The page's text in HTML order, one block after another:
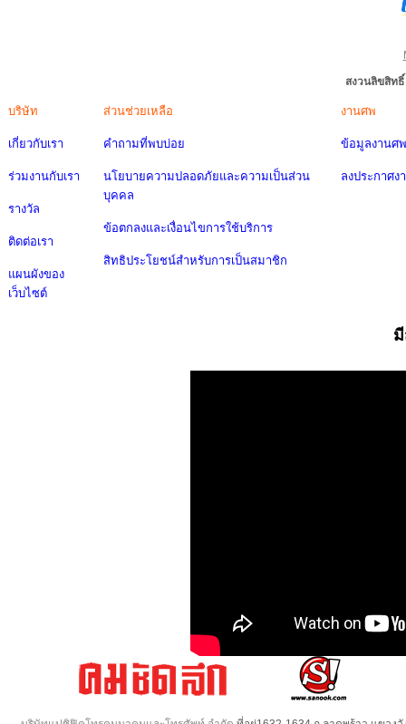
สงวนลิขสิท
บริษัท
เกี่ยวกับเรา
ร่วมงานกับเรา
รางวัล
ติดต่อเรา
แผนผังของ
เว็บไซต์
ส่วนช่วยเหลือ
คำถามที่พบบ่อย
นโยบายความปลอดภัยและความเป็นส่วน
บุคคล
ข้อตกลงและเงื่อนไขการใช้บริการ
สิทธิประโยชน์สำหรับการเป็นสมาชิก
งานศพ
ข้อมูลงานศพ
ลงประกาศง